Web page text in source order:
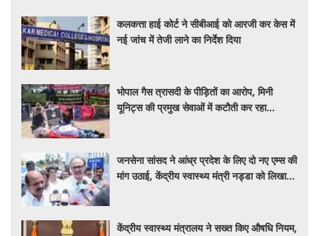
कलकत्ता हाई कोर्ट ने सीबीआई को आरजी कर केस में
नई जांच में तेजी लाने का निर्देश दिया
भोपाल गैस त्रासदी के पीड़ितों का आरोप, मिनी
यूनिट्स की प्रमुख सेवाओं में कटौती कर रहा
जनसेना सांसद ने आंध्र प्रदेश के लिए दो नए एम्स की
मांग उठाई, केंद्रीय स्वास्थ्य मंत्री नड्डा को लिखा
केंद्रीय स्वास्थ्य मंत्रालय ने सख्त किए औषधि नियम,